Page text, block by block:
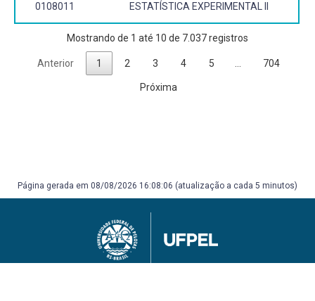
0108011 ESTATÍSTICA EXPERIMENTAL II
Mostrando de 1 até 10 de 7.037 registros
Anterior 1 2 3 4 5 704
Próxima
Página gerada em 08/08/2026 16:08:06 (atualização a cada 5 minutos)